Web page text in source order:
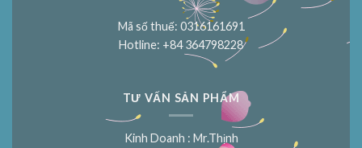
Mã số thuế: 0316161691
Hotline: +84 364798228
TƯ VẤN SẢN PHẨM
Kinh Doanh : Mr.Thịnh